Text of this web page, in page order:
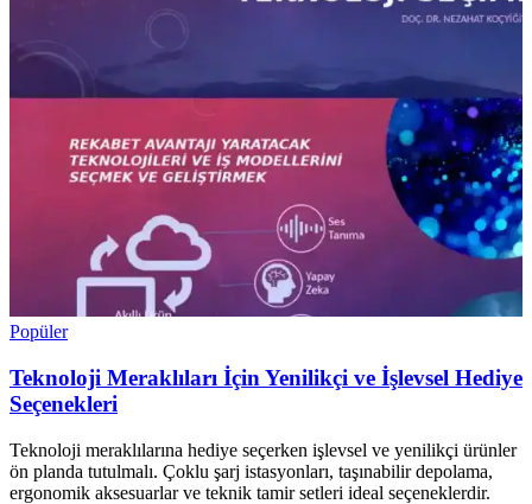
Popüler
Teknoloji Meraklıları İçin Yenilikçi ve İşlevsel Hediye
Seçenekleri
Teknoloji meraklılarına hediye seçerken işlevsel ve yenilikçi ürünler
ön planda tutulmalı. Çoklu şarj istasyonları, taşınabilir depolama,
ergonomik aksesuarlar ve teknik tamir setleri ideal seçeneklerdir.